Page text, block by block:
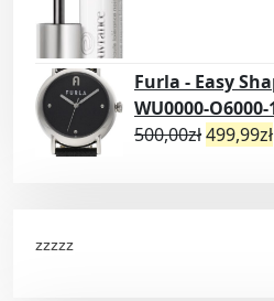
Furla - Easy
WU0000-
500,00zł499,99zł
zzzzz